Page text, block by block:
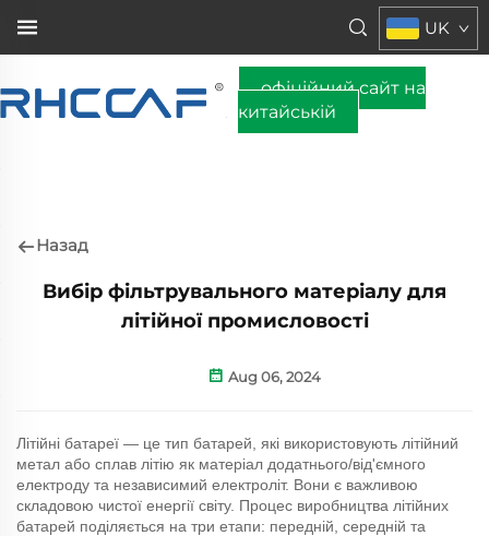
UK
офіційний сайт на
китайській
Назад
Вибір фільтрувального матеріалу для
літійної промисловості
Aug 06, 2024
Літійні батареї — це тип батарей, які використовують літійний
метал або сплав літію як матеріал додатнього/від'ємного
електроду та независимий електроліт. Вони є важливою
складовою чистої енергії світу. Процес виробництва літійних
батарей поділяється на три етапи: передній, середній та